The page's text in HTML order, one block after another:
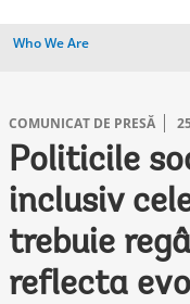
Who We Are
COMUNICAT DE PRESĂ
Politicile
inclusiv
trebuie
reflecta